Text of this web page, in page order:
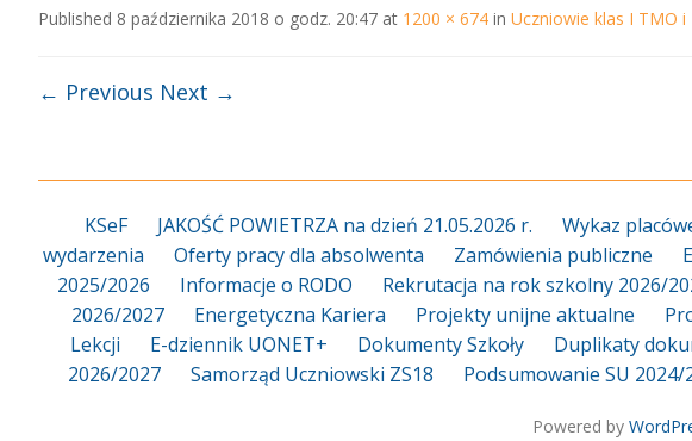
Published 8 października 2018 o godz. 20:47 at 1200 × 674 in Uczniowie klas I TMO i
← Previous Next →
KSeF JAKOŚĆ POWIETRZA na dzień 21.05.2026 r. Wykaz
wydarzenia
Oferty pracy dla absolwenta Zamówienia publiczne
2025/2026
Informacje o RODO Rekrutacja na rok szkolny 2026/
2026/2027
Energetyczna Kariera Projekty unijne aktualne
Lekcji
E-dziennik UONET+ Dokumenty Szkoły Duplikaty
2026/2027
Samorząd Uczniowski ZS18 Podsumowanie SU 2024/
Powered by